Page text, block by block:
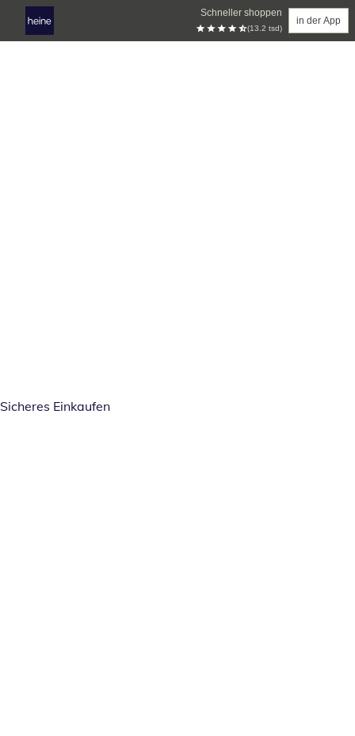
Schneller shoppen
(13.2 tsd)
in der App
Sicheres Einkaufen